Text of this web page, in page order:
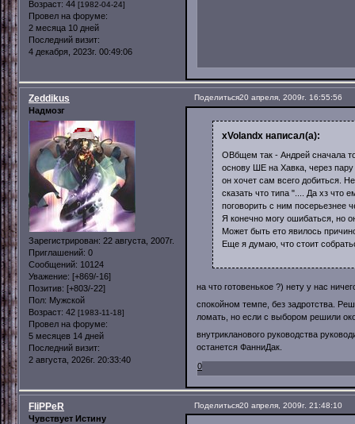
Возраст: 44 [1982-04-24]
Провел на форуме:
2 месяца 10 дней
Последний визит:
4 декабря, 2023г. 00:49:06
Поделиться20 апреля, 2009г. 16:55:56
Zeddikus
Надмозг
Зарегистрирован: 22 августа, 2007г.
Приглашений: 0
Сообщений: 10124
Уважение: [+869/-16]
Позитив: [+803/-22]
Пол: Мужской
Возраст: 42 [1983-11-18]
Провел на форуме:
5 месяцев 14 дней
Последний визит:
2 августа, 2026г. 20:33:40
xVolandx написал(а):
ОВбщем так - Андрей сначала
основу ШЕ на Хавка, через
он хочет сам всего добиться.
сказать что типа ".... Да хз что
поговорить с ним посерьезнее
Я конечно могу ошибаться, но
Может быть ето явилось
Еще я думаю, что стоит
на что готовенькое ?) нету у нас
спокойном темпе, без задротства.
ломать, но если с выбором решили
внутрикланового руководства
останется ФанниДак.
0
Поделиться20 апреля, 2009г. 21:48:10
FliPPeR
Чувствует Истину